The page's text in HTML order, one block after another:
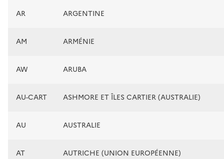
AR ARGENTINE
AM ARMÉNIE
AW ARUBA
AU-CART ASHMORE ET ÎLES CARTIER (AUSTRALIE)
AU AUSTRALIE
AT AUTRICHE (UNION EUROPÉENNE)